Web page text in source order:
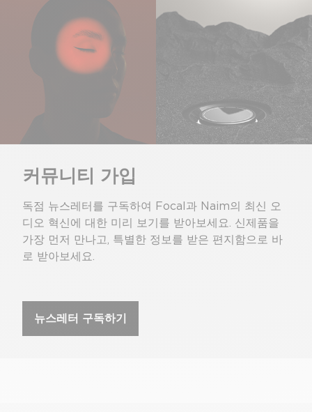
커뮤니티 가입
독점 뉴스레터를 구독하여 Focal과 Naim의 최신 오
디오 혁신에 대한 미리 보기를 받아보세요. 신제품을
가장 먼저 만나고, 특별한 정보를 받은 편지함으로 바
로 받아보세요.
뉴스레터 구독하기